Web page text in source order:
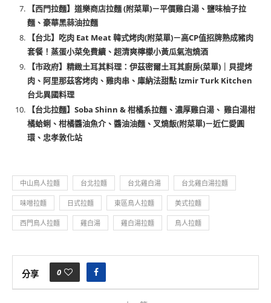
【西門拉麵】道樂商店拉麵 (附菜單)－平價雞白湯、鹽味柚子拉
麵、豪華黑蒜油拉麵
【台北】吃肉 Eat Meat 韓式烤肉(附菜單)－高CP值招牌熟成豬肉
套餐！蒸蛋小菜免費續、超清爽檸檬小黃瓜氣泡燒酒
【市政府】精緻土耳其料理：伊茲密爾土耳其廚房(菜單)｜貝提烤
肉、阿里那茲客烤肉、雞肉串、庫納法甜點 Izmir Turk Kitchen
台北異國料理
【台北拉麵】Soba Shinn & 柑橘系拉麵、濃厚雞白湯、 雞白湯柑
橘蛤蜊、柑橘醬油魚介、醬油油麵、叉燒飯(附菜單)－近仁愛圓
環、忠孝敦化站
中山鳥人拉麵 台北拉麵 台北雞白湯 台北雞白湯拉麵
味噌拉麵 日式拉麵 東區鳥人拉麵 美式拉麵
西門鳥人拉麵 雞白湯 雞白湯拉麵 鳥人拉麵
分享 0